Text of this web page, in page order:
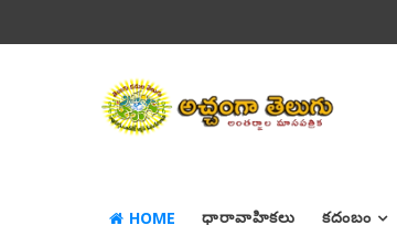
HOME ధారావాహికలు కదంబం